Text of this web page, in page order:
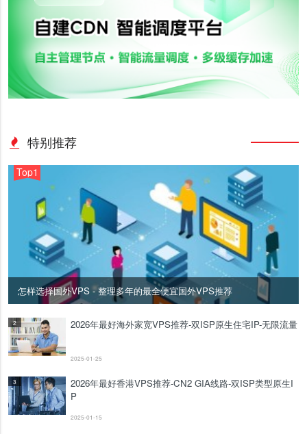
特别推荐
Top1
怎样选择国外VPS - 整理多年的最全便宜国外VPS推荐
2 2026年最好海外家宽VPS推荐-双ISP原生住宅IP-无限流量
2025-01-25
3
2026年最好香港VPS推荐-CN2 GIA线路-双ISP类型原生I
P
2025-01-15